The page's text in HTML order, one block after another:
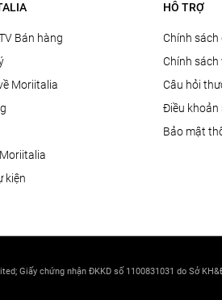
Bán hàng
Moriitalia
kiện
HỖ TRỢ
Chính
Chính sách
Câu hỏi
Điều khoản
Bảo mật
Giấy chứng nhận ĐKKD số 1100831031 do Sở